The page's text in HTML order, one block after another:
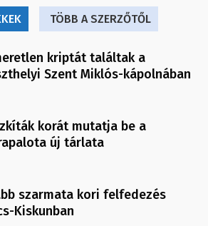
TÖBB A SZERZŐTŐL
kriptát találtak a
Szent Miklós-kápolnában
korát mutatja be a
új tárlata
szarmata kori felfedezés
Kiskunban